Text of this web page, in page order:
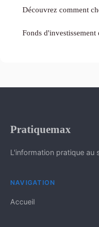
Découvrez comment
Fonds
Pratiquemax
L'information pratique au
NAVIGATION
Accueil